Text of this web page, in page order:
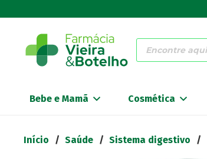
Products
search
Bebe e Mamã Cosmética
Início / Saúde / Sistema digestivo /